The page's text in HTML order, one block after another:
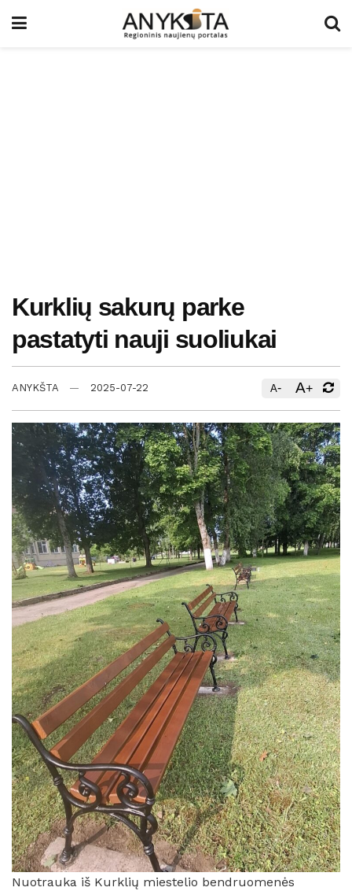
Kurklių sakurų parke
pastatyti nauji suoliukai
ANYKŠTA 2025-07-22 A- A+
Nuotrauka iš Kurklių miestelio bendruomenės